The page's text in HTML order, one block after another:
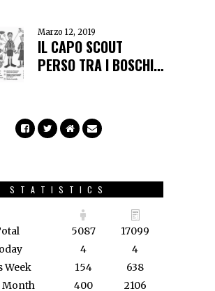
Marzo 12, 2019
IL CAPO SCOUT
PERSO TRA I BOSCHI…
STATISTICS
5087
17099
4
4
Week
154
638
Month
400 2106